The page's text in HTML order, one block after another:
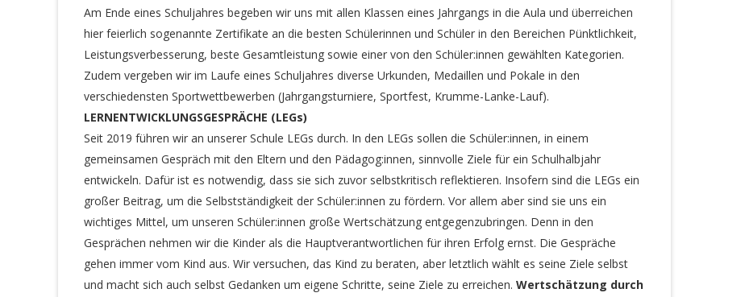
Am Ende eines Schuljahres begeben wir uns mit allen Klassen eines Jahrgangs in die Aula und überreichen
hier feierlich sogenannte Zertifikate an die besten Schülerinnen und Schüler in den Bereichen Pünktlichkeit,
Leistungsverbesserung, beste Gesamtleistung sowie einer von den Schüler:innen gewählten Kategorien.
Zudem vergeben wir im Laufe eines Schuljahres diverse Urkunden, Medaillen und Pokale in den
verschiedensten Sportwettbewerben (Jahrgangsturniere, Sportfest, Krumme-Lanke-Lauf).
LERNENTWICKLUNGSGESPRÄCHE (LEGs)
Seit 2019 führen wir an unserer Schule LEGs durch. In den LEGs sollen die Schüler:innen, in einem
gemeinsamen Gespräch mit den Eltern und den Pädagog:innen, sinnvolle Ziele für ein Schulhalbjahr
entwickeln. Dafür ist es notwendig, dass sie sich zuvor selbstkritisch reflektieren. Insofern sind die LEGs ein
großer Beitrag, um die Selbstständigkeit der Schüler:innen zu fördern. Vor allem aber sind sie uns ein
wichtiges Mittel, um unseren Schüler:innen große Wertschätzung entgegenzubringen. Denn in den
Gesprächen nehmen wir die Kinder als die Hauptverantwortlichen für ihren Erfolg ernst. Die Gespräche
gehen immer vom Kind aus. Wir versuchen, das Kind zu beraten, aber letztlich wählt es seine Ziele selbst
und macht sich auch selbst Gedanken um eigene Schritte, seine Ziele zu erreichen. Wertschätzung durch